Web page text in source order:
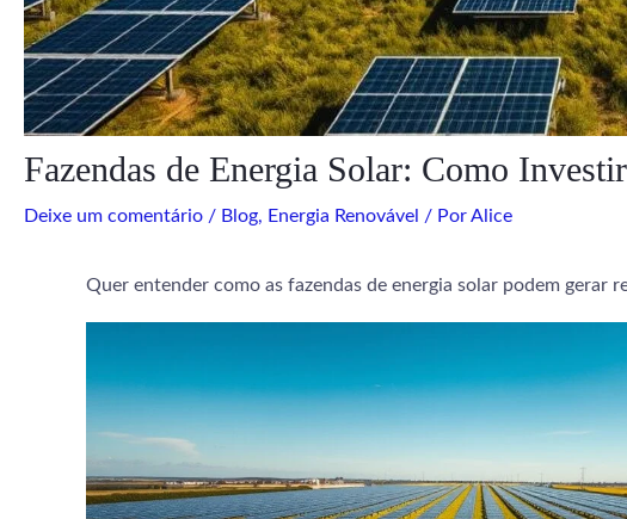
Fazendas de Energia Solar: Como
Deixe um comentário / Blog, Energia Renovável / PorAlice
Quer entender como as fazendas de energia solar podem gerar